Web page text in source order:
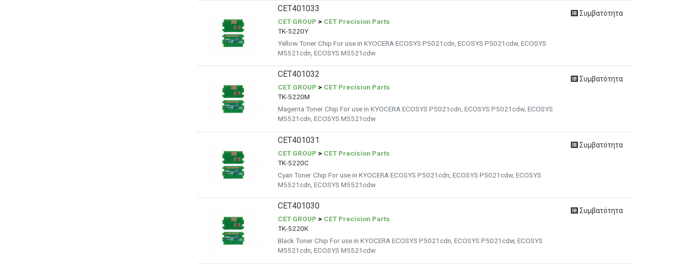
CET401033
CET GROUP > CET Precision Parts
TK-5220Y
Yellow Toner Chip For use in KYOCERA ECOSYS P5021cdn, ECOSYS P5021cdw, ECOSYS
M5521cdn, ECOSYS M5521cdw
Συμβατότητα
CET401032
CET GROUP > CET Precision Parts
TK-5220M
Magenta Toner Chip For use in KYOCERA ECOSYS P5021cdn, ECOSYS P5021cdw, ECOSYS
M5521cdn, ECOSYS M5521cdw
Συμβατότητα
CET401031
CET GROUP > CET Precision Parts
TK-5220C
Cyan Toner Chip For use in KYOCERA ECOSYS P5021cdn, ECOSYS P5021cdw, ECOSYS
M5521cdn, ECOSYS M5521cdw
Συμβατότητα
CET401030
CET GROUP > CET Precision Parts
TK-5220K
Black Toner Chip For use in KYOCERA ECOSYS P5021cdn, ECOSYS P5021cdw, ECOSYS
M5521cdn, ECOSYS M5521cdw
Συμβατότητα